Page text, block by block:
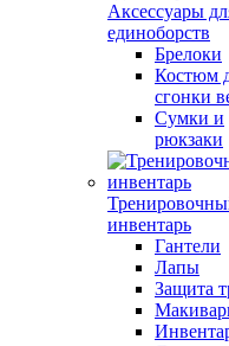
Аксессуары
единоборств
Брелоки
Костюм
сгонки
Сумки и
рюкзаки
инвентарь
Гантели
Лапы
Защита